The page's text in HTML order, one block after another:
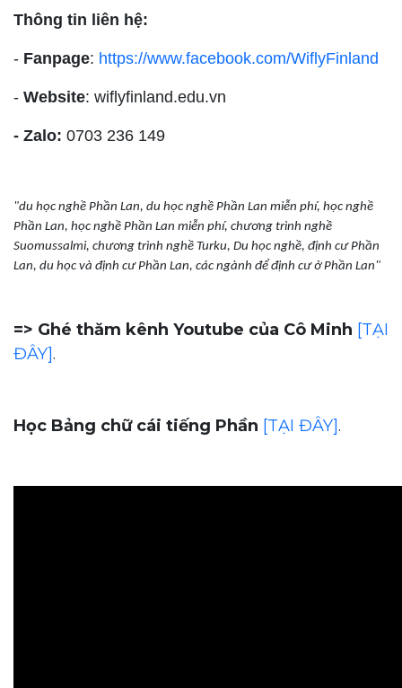
Thông tin liên hệ:
- Fanpage: https://www.facebook.com/WiflyFinland
- Website: wiflyfinland.edu.vn
- Zalo: 0703 236 149
"du học nghề Phần Lan, du học nghề Phần Lan miễn phí, học nghề
Phần Lan, học nghề Phần Lan miễn phí, chương trình nghề
Suomussalmi, chương trình nghề Turku, Du học nghề, định cư Phần
Lan, du học và định cư Phần Lan, các ngành để định cư ở Phần Lan"
=> Ghé thăm kênh Youtube của Cô Minh [TẠI
ĐÂY].
Học Bảng chữ cái tiếng Phần [TẠI ĐÂY].